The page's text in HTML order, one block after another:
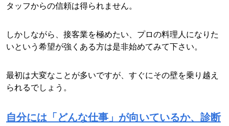
タッフからの信頼は得られません。
しかしながら、接客業を極めたい、プロの料理人になりた
いという希望が強くある方は是非始めてみて下さい。
最初は大変なことが多いですが、すぐにその壁を乗り越え
られるでしょう。
自分には「どんな仕事」が向いているか、診断